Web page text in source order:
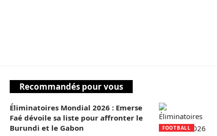
Recommandés pour vous
FOOTBALL
Éliminatoires Mondial 2026 : Emerse
Faé dévoile sa liste pour affronter le
Burundi et le Gabon